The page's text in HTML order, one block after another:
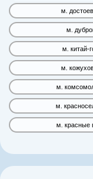
м.
м.
м. китай-
м.
м.
м.
м. красные